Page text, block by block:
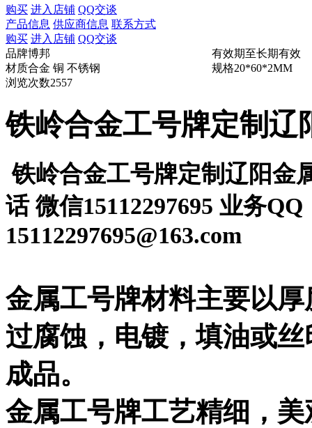
购买 进入店铺 QQ交谈
产品信息 供应商信息 联系方式
购买 进入店铺 QQ交谈
品牌博邦 有效期至长期有效
材质合金 铜 不锈钢 规格20*60*2MM
浏览次数2557
铁岭合金工号牌定制辽
铁岭合金工号牌定制辽阳金
话 微信15112297695 业务QQ
15112297695@163.com
金属工号牌材料主要以
过腐蚀，电镀，填油或
成品。
金属工号牌工艺精细，